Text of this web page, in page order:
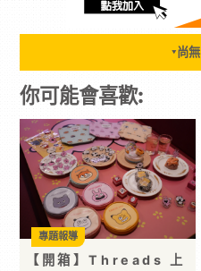
▼ 尚
你可能會喜歡:
【開箱】Threads 上
專題報導